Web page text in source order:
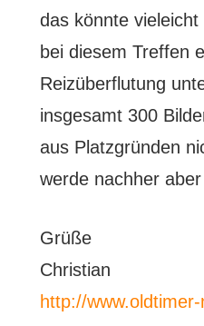
das könnte
bei diesem Treffen
Reizüberflutung
insgesamt 300
aus Platzgründen
werde nachher
Grüße
Christian
http://